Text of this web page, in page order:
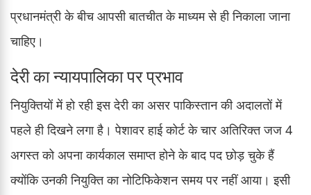
प्रधानमंत्री के बीच आपसी बातचीत के माध्यम से ही निकाला जाना
चाहिए।
देरी का न्यायपालिका पर प्रभाव
नियुक्तियों में हो रही इस देरी का असर पाकिस्तान की अदालतों में
पहले ही दिखने लगा है। पेशावर हाई कोर्ट के चार अतिरिक्त जज 4
अगस्त को अपना कार्यकाल समाप्त होने के बाद पद छोड़ चुके हैं
क्योंकि उनकी नियुक्ति का नोटिफिकेशन समय पर नहीं आया। इसी